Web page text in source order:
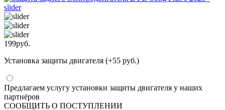
199руб.
Установка защиты двигателя (+55 руб.)
Предлагаем услугу установки защиты двигателя у наших
партнёров
СООБЩИТЬ О ПОСТУПЛЕНИИ